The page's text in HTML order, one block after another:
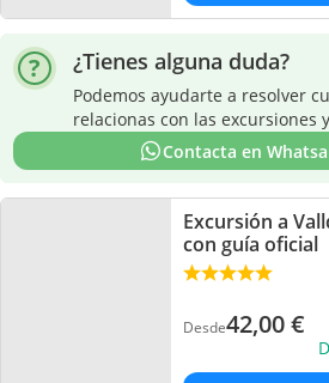
¿Tienes alguna duda?
Podemos ayudarte a resolver
relacionas con las excursiones
Contacta en
Excursión a
con guía oficial
Desde42,00€